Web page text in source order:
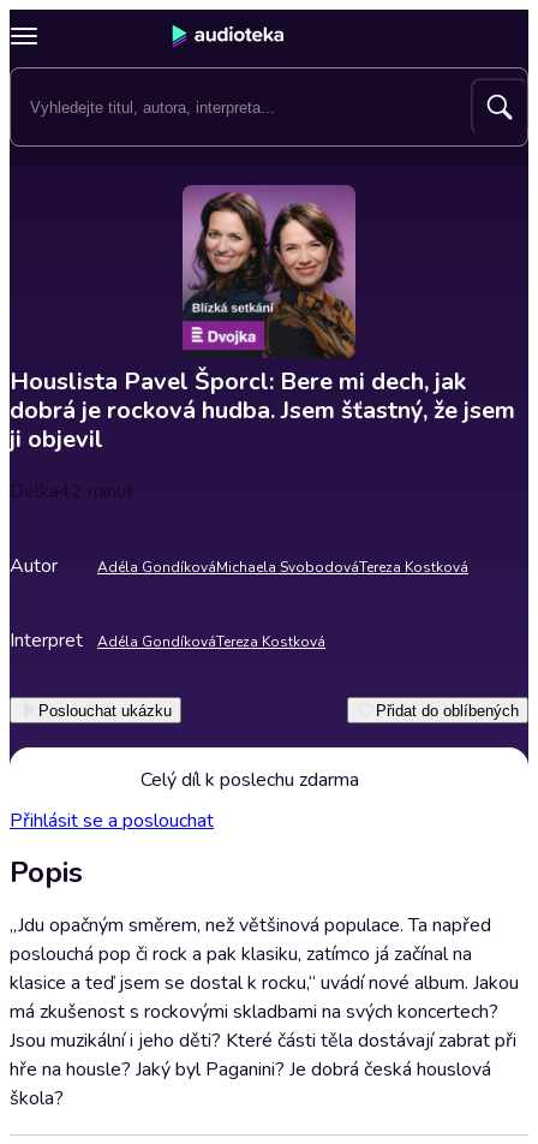
Houslista Pavel Šporcl: Bere mi dech, jak
dobrá je rocková hudba. Jsem šťastný, že jsem
ji objevil
Délka42 minut
Autor Adéla GondíkováMichaela SvobodováTereza Kostková
Interpret Adéla GondíkováTereza Kostková
Poslouchat ukázku Přidat do oblíbených
Celý díl k poslechu zdarma
Přihlásit se a poslouchat
Popis
„Jdu opačným směrem, než většinová populace. Ta napřed
poslouchá pop či rock a pak klasiku, zatímco já začínal na
klasice a teď jsem se dostal k rocku,“ uvádí nové album. Jakou
má zkušenost s rockovými skladbami na svých koncertech?
Jsou muzikální i jeho děti? Které části těla dostávají zabrat při
hře na housle? Jaký byl Paganini? Je dobrá česká houslová
škola?